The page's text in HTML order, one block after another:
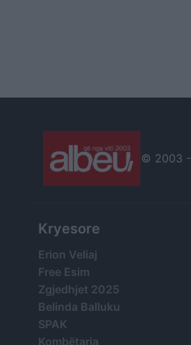
© 2003 -
Kryesore
Erion Veliaj
Free Esim
Zgjedhjet 2025
Belinda Balluku
SPAK
Kombëtarja